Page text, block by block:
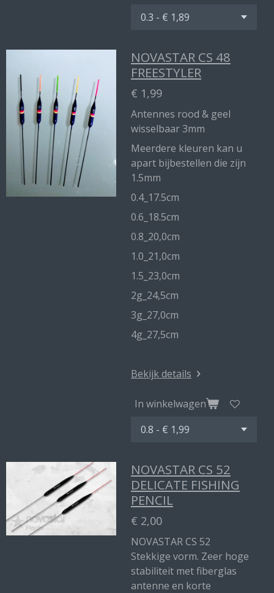
NOVASTAR CS 48
FREESTYLER
€ 1,99
Antennes rood & geel
wisselbaar 3mm
Meerdere kleuren kan u
apart bijbestellen die zijn
1.5mm
0.4_17.5cm
0.6_18.5cm
0.8_20,0cm
1.0_21,0cm
1.5_23,0cm
2g_24,5cm
3g_27,0cm
4g_27,5cm
Bekijk details
In winkelwagen
NOVASTAR CS 52
DELICATE FISHING
PENCIL
€ 2,00
NOVASTAR CS 52
Stekkige vorm. Zeer hoge
stabiliteit met fiberglas
antenne en korte